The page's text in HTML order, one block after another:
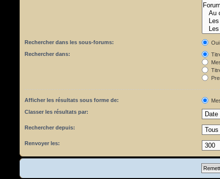
Rechercher dans les sous-forums:
Oui
Rechercher dans:
Afficher les résultats sous forme de:
Classer les résultats par:
Rechercher depuis:
Renvoyer les: